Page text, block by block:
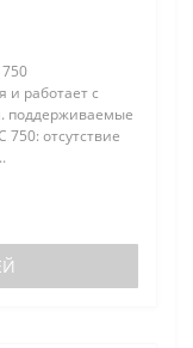
и работает с
поддерживаемые
750: отсутствие